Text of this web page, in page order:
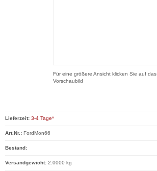
Für eine größere Ansicht klicken Sie auf das
Vorschaubild
Lieferzeit: 3-4 Tage*
Art.Nr.: FordMon66
Bestand:
Versandgewicht: 2.0000 kg